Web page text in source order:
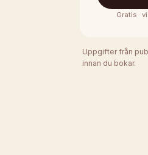
Gratis ·
Uppgifter från
innan du bokar.